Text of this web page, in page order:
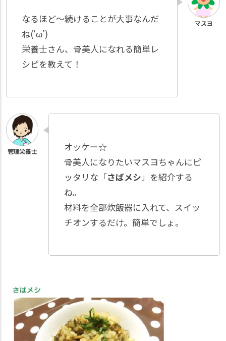
なるほど～続けることが大事なんだ
ね(‘ω’)
栄養士さん、骨美人になれる簡単レ
シピを教えて！
オッケー☆
骨美人になりたいマスヨちゃんにピ
ッタリな「さばメシ」を紹介する
ね。
材料を全部炊飯器に入れて、スイッ
チオンするだけ。簡単でしょ。